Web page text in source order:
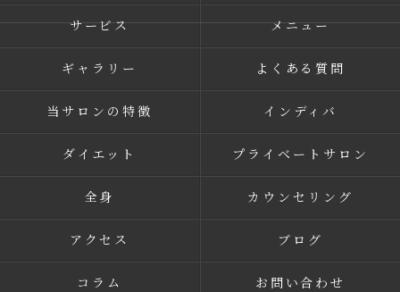
サービス メニュー
ギャラリー よくある質問
当サロンの特徴 インディバ
ダイエット プライベートサロン
全身 カウンセリング
アクセス ブログ
コラム お問い合わせ